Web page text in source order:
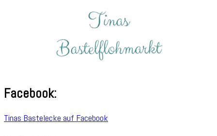
Facebook:
Tinas Bastelecke auf Facebook